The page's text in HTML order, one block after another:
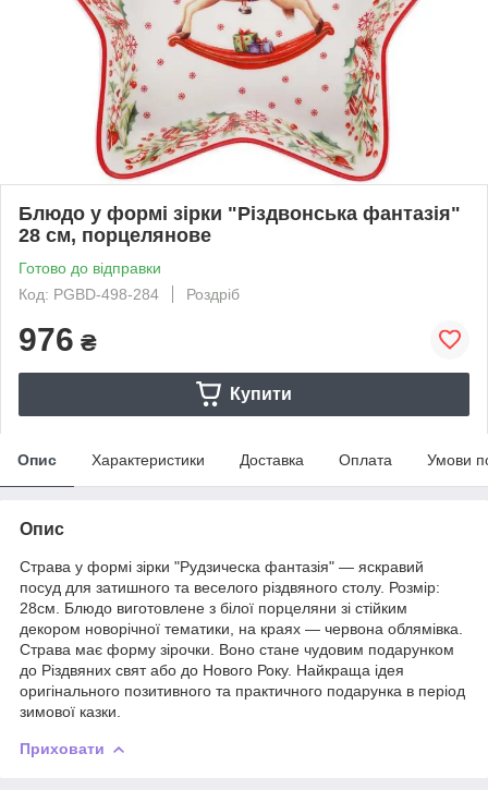
Блюдо у формі зірки "Різдвонська фантазія"
28 см, порцелянове
Готово до відправки
Код: PGBD-498-284
Роздріб
976 ₴
Купити
Опис Характеристики Доставка Оплата Умови
Опис
Страва у формі зірки "Рудзическа фантазія" — яскравий
посуд для затишного та веселого різдвяного столу. Розмір:
28см. Блюдо виготовлене з білої порцеляни зі стійким
декором новорічної тематики, на краях — червона облямівка.
Страва має форму зірочки. Воно стане чудовим подарунком
до Різдвяних свят або до Нового Року. Найкраща ідея
оригінального позитивного та практичного подарунка в період
зимової казки.
Приховати